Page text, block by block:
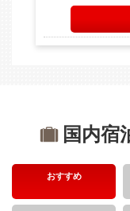
国内宿
おすすめ